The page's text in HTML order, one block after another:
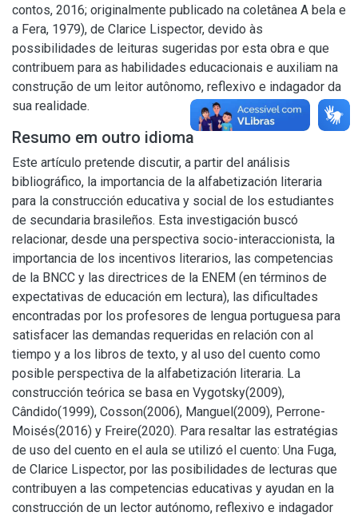
contos, 2016; originalmente publicado na coletânea A bela e
a Fera, 1979), de Clarice Lispector, devido às
possibilidades de leituras sugeridas por esta obra e que
contribuem para as habilidades educacionais e auxiliam na
construção de um leitor autônomo, reflexivo e indagador da
sua realidade.
Resumo em outro idioma
Este artículo pretende discutir, a partir del análisis
bibliográfico, la importancia de la alfabetización literaria
para la construcción educativa y social de los estudiantes
de secundaria brasileños. Esta investigación buscó
relacionar, desde una perspectiva socio-interaccionista, la
importancia de los incentivos literarios, las competencias
de la BNCC y las directrices de la ENEM (en términos de
expectativas de educación em lectura), las dificultades
encontradas por los profesores de lengua portuguesa para
satisfacer las demandas requeridas en relación con al
tiempo y a los libros de texto, y al uso del cuento como
posible perspectiva de la alfabetización literaria. La
construcción teórica se basa en Vygotsky(2009),
Cândido(1999), Cosson(2006), Manguel(2009), Perrone-
Moisés(2016) y Freire(2020). Para resaltar las estratégias
de uso del cuento en el aula se utilizó el cuento: Una Fuga,
de Clarice Lispector, por las posibilidades de lecturas que
contribuyen a las competencias educativas y ayudan en la
construcción de un lector autónomo, reflexivo e indagador